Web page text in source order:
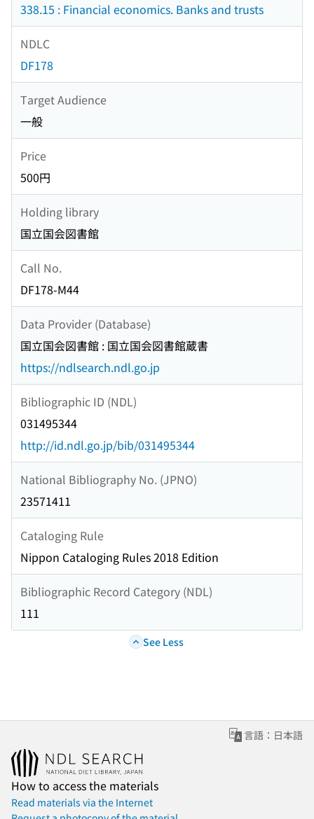
338.15 : Financial economics. Banks and trusts
NDLC
DF178
Target Audience
一般
Price
500円
Holding library
国立国会図書館
Call No.
DF178-M44
Data Provider (Database)
国立国会図書館 : 国立国会図書館蔵書
https://ndlsearch.ndl.go.jp
Bibliographic ID (NDL)
031495344
http://id.ndl.go.jp/bib/031495344
National Bibliography No. (JPNO)
23571411
Cataloging Rule
Nippon Cataloging Rules 2018 Edition
Bibliographic Record Category (NDL)
111
See Less
言語：日本語
How to access the materials
Read materials via the Internet